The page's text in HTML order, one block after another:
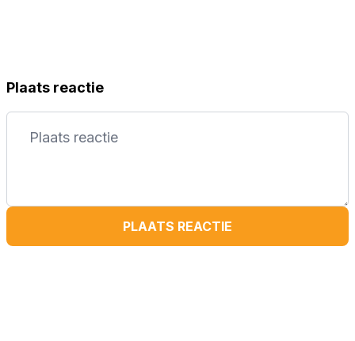
Plaats reactie
PLAATS REACTIE